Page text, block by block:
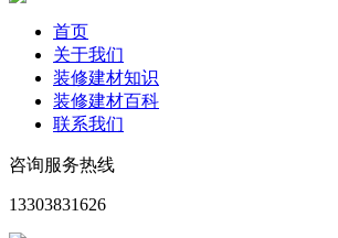
首页
关于我们
装修建材知识
装修建材百科
联系我们
咨询服务热线
13303831626